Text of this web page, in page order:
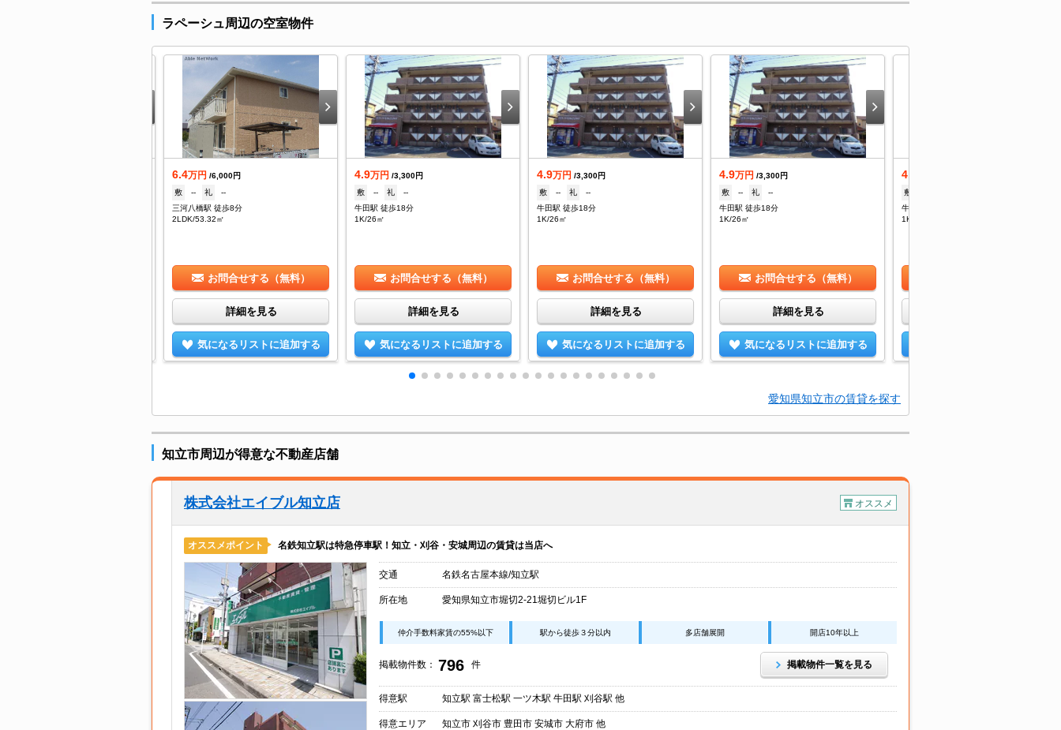
ラペーシュ周辺の空室物件
6.4万円 /6,000円
敷
-- 礼
--
三河八橋駅 徒歩8分
2LDK/53.32㎡
お問合せする（無料）
詳細を見る
気になるリストに追加する
4.9万円 /3,300円
敷
-- 礼
--
牛田駅 徒歩18分
1K/26㎡
お問合せする（無料）
詳細を見る
気になるリストに追加する
4.9万円 /3,300円
敷
-- 礼
--
牛田駅 徒歩18分
1K/26㎡
お問合せする（無料）
詳細を見る
気になるリストに追加する
4.9万円 /3,300円
敷
-- 礼
--
牛田駅 徒歩18分
1K/26㎡
お問合せする（無料）
詳細を見る
気になるリストに追加する
4.9
敷
牛田駅 徒歩18分
1K/26㎡
愛知県知立市の賃貸を探す
知立市周辺が得意な不動産店舗
株式会社エイブル知立店 オススメ
オススメポイント 名鉄知立駅は特急停車駅！知立・刈谷・安城周辺の賃貸は当店へ
交通 名鉄名古屋本線/知立駅
所在地 愛知県知立市堀切2-21堀切ビル1F
仲介手数料家賃の55%以下 駅から徒歩３分以内 多店舗展開 開店10年以上
掲載物件数： 796 件 掲載物件一覧を見る
得意駅 知立駅 富士松駅 一ツ木駅 牛田駅 刈谷駅 他
得意エリア 知立市 刈谷市 豊田市 安城市 大府市 他